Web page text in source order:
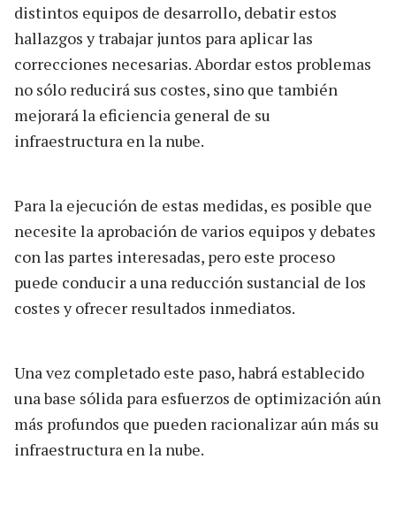
distintos equipos de desarrollo, debatir estos
hallazgos y trabajar juntos para aplicar las
correcciones necesarias. Abordar estos problemas
no sólo reducirá sus costes, sino que también
mejorará la eficiencia general de su
infraestructura en la nube.
Para la ejecución de estas medidas, es posible que
necesite la aprobación de varios equipos y debates
con las partes interesadas, pero este proceso
puede conducir a una reducción sustancial de los
costes y ofrecer resultados inmediatos.
Una vez completado este paso, habrá establecido
una base sólida para esfuerzos de optimización aún
más profundos que pueden racionalizar aún más su
infraestructura en la nube.